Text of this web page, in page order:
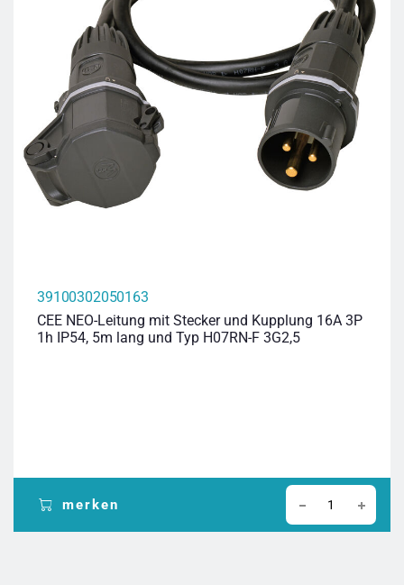
39100302050163
CEE NEO-Leitung mit Stecker und Kupplung 16A 3P
1h IP54, 5m lang und Typ H07RN-F 3G2,5
merken